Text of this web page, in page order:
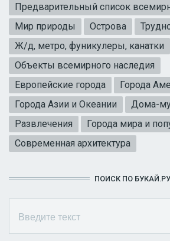
Предварительный список
Мир природы
Острова
Ж/д, метро, фуникулеры, канатки
Объекты всемирного наследия
Европейские города
Города
Города Азии и Океании
Дома-
Развлечения
Города мира и
Современная архитектура
ПОИСК ПО БУКАЙ.РУ